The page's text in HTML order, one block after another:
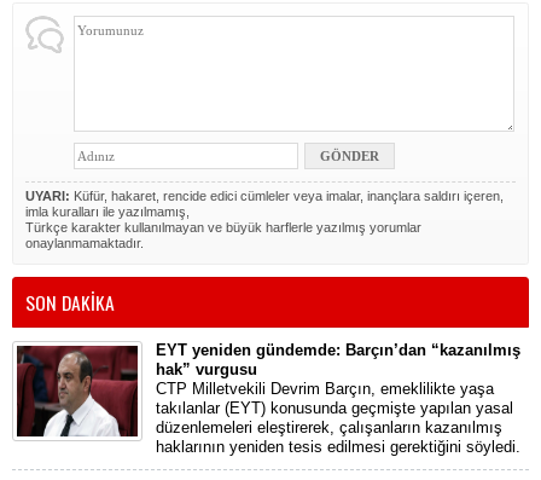
UYARI: Küfür, hakaret, rencide edici cümleler veya imalar, inançlara saldırı içeren,
imla kuralları ile yazılmamış,
Türkçe karakter kullanılmayan ve büyük harflerle yazılmış yorumlar
onaylanmamaktadır.
SON DAKİKA
EYT yeniden gündemde: Barçın’dan “kazanılmış
hak” vurgusu
CTP Milletvekili Devrim Barçın, emeklilikte yaşa
takılanlar (EYT) konusunda geçmişte yapılan yasal
düzenlemeleri eleştirerek, çalışanların kazanılmış
haklarının yeniden tesis edilmesi gerektiğini söyledi.